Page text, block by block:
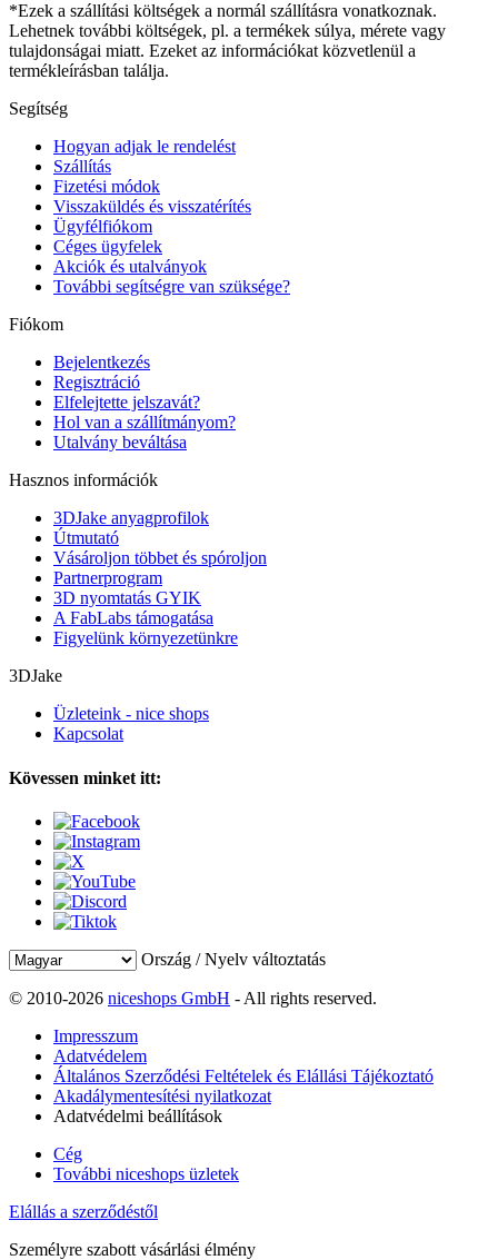
*Ezek a szállítási költségek a normál szállításra vonatkoznak.
Lehetnek további költségek, pl. a termékek súlya, mérete vagy
tulajdonságai miatt. Ezeket az információkat közvetlenül a
termékleírásban találja.
Segítség
Hogyan adjak le rendelést
Szállítás
Fizetési módok
Visszaküldés és visszatérítés
Ügyfélfiókom
Céges ügyfelek
Akciók és utalványok
További segítségre van szüksége?
Fiókom
Bejelentkezés
Regisztráció
Elfelejtette jelszavát?
Hol van a szállítmányom?
Utalvány beváltása
Hasznos információk
3DJake anyagprofilok
Útmutató
Vásároljon többet és spóroljon
Partnerprogram
3D nyomtatás GYIK
A FabLabs támogatása
Figyelünk környezetünkre
3DJake
Üzleteink - nice shops
Kapcsolat
Kövessen minket itt:
Ország / Nyelv változtatás
© 2010-2026 niceshops GmbH - All rights reserved.
Impresszum
Adatvédelem
Általános Szerződési Feltételek és Elállási Tájékoztató
Akadálymentesítési nyilatkozat
Adatvédelmi beállítások
Cég
További niceshops üzletek
Elállás a szerződéstől
Személyre szabott vásárlási élmény